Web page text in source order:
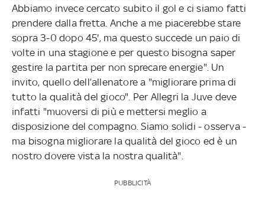
Abbiamo invece cercato subito il gol e ci siamo fatti
prendere dalla fretta. Anche a me piacerebbe stare
sopra 3-0 dopo 45', ma questo succede un paio di
volte in una stagione e per questo bisogna saper
gestire la partita per non sprecare energie". Un
invito, quello dell’allenatore a "migliorare prima di
tutto la qualità del gioco". Per Allegri la Juve deve
infatti "muoversi di più e mettersi meglio a
disposizione del compagno. Siamo solidi - osserva -
ma bisogna migliorare la qualità del gioco ed è un
nostro dovere vista la nostra qualità".
PUBBLICITÀ